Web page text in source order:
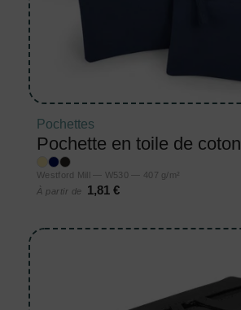
Pochettes
Pochette en toile de coton
Westford Mill — W530 — 407 g/m²
À partir de
1,81 €